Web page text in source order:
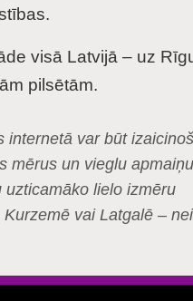
visā Latvijā – uz
pilsētām.
internetā var būt
mērus un vieglu
lielo izmēru
Kurzemē vai Latgalē –